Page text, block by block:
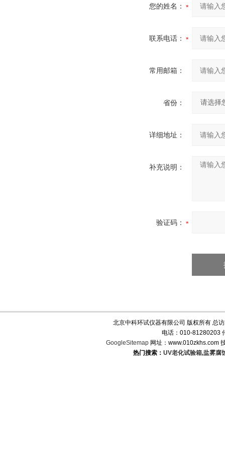
您的姓名：
联系电话：
常用邮箱：
省份：
详细地址：
补充说明：
验证码：
北京中科环试仪器有限公司 版权所有 总
电话：010-81280203
GoogleSitemap 网址：www.010zkhs.com
热门搜索： UV老化试验箱,盐雾腐